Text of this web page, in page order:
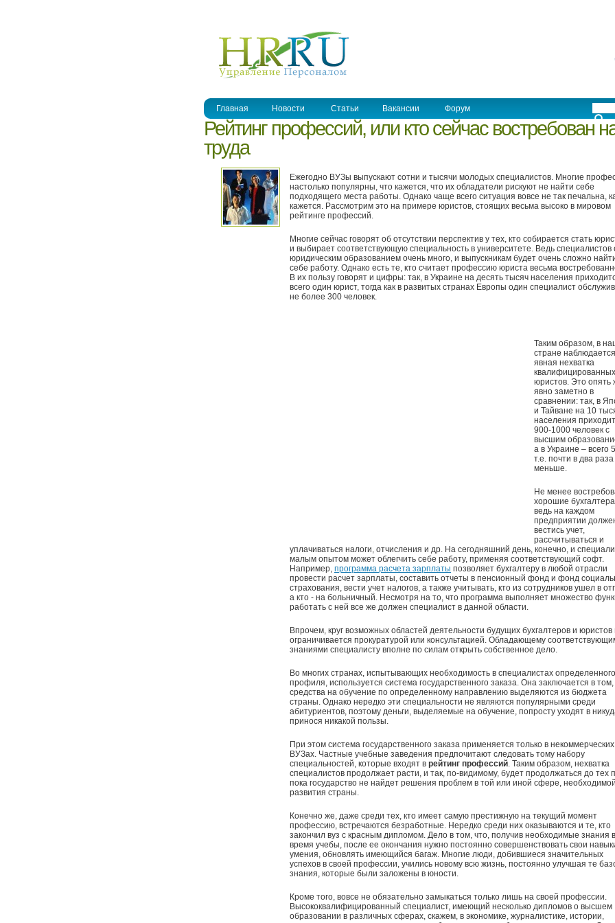
Главная Новости Статьи Вакансии Форум
Рейтинг профессий, или кто сейчас востребован
труда
Ежегодно ВУЗы выпускают сотни и тысячи молодых специалистов. Многие
настолько популярны, что кажется, что их обладатели рискуют не найти себе
подходящего места работы. Однако чаще всего ситуация вовсе не так печальна,
кажется. Рассмотрим это на примере юристов, стоящих весьма высоко в мировом
рейтинге профессий.
Многие сейчас говорят об отсутствии перспектив у тех, кто собирается стать
и выбирает соответствующую специальность в университете. Ведь специалистов
юридическим образованием очень много, и выпускникам будет очень сложно
себе работу. Однако есть те, кто считает профессию юриста весьма
В их пользу говорят и цифры: так, в Украине на десять тысяч населения
всего один юрист, тогда как в развитых странах Европы один специалист
не более 300 человек.
Таким образом, в
стране наблюдается
явная нехватка
квалифицированных
юристов. Это опять
явно заметно в
сравнении: так, в
и Тайване на 10
населения
900-1000 человек с
высшим
а в Украине – всего
т.е. почти в два раза
меньше.
Не менее
хорошие
ведь на каждом
предприятии
вестись учет,
рассчитываться и
уплачиваться налоги, отчисления и др. На сегодняшний день, конечно, и
малым опытом может облегчить себе работу, применяя соответствующий софт.
Например, программа расчета зарплаты позволяет бухгалтеру в любой отрасли
провести расчет зарплаты, составить отчеты в пенсионный фонд и фонд
страхования, вести учет налогов, а также учитывать, кто из сотрудников ушел в
а кто - на больничный. Несмотря на то, что программа выполняет множество
работать с ней все же должен специалист в данной области.
Впрочем, круг возможных областей деятельности будущих бухгалтеров и юристов
ограничивается прокуратурой или консультацией. Обладающему
знаниями специалисту вполне по силам открыть собственное дело.
Во многих странах, испытывающих необходимость в специалистах определенного
профиля, используется система государственного заказа. Она заключается в том,
средства на обучение по определенному направлению выделяются из бюджета
страны. Однако нередко эти специальности не являются популярными среди
абитуриентов, поэтому деньги, выделяемые на обучение, попросту уходят в
принося никакой пользы.
При этом система государственного заказа применяется только в некоммерческих
ВУЗах. Частные учебные заведения предпочитают следовать тому набору
специальностей, которые входят в рейтинг профессий. Таким образом, нехватка
специалистов продолжает расти, и так, по-видимому, будет продолжаться до тех
пока государство не найдет решения проблем в той или иной сфере,
развития страны.
Конечно же, даже среди тех, кто имеет самую престижную на текущий момент
профессию, встречаются безработные. Нередко среди них оказываются и те, кто
закончил вуз с красным дипломом. Дело в том, что, получив необходимые знания
время учебы, после ее окончания нужно постоянно совершенствовать свои
умения, обновлять имеющийся багаж. Многие люди, добившиеся значительных
успехов в своей профессии, учились новому всю жизнь, постоянно улучшая те
знания, которые были заложены в юности.
Кроме того, вовсе не обязательно замыкаться только лишь на своей профессии.
Высококвалифицированный специалист, имеющий несколько дипломов о высшем
образовании в различных сферах, скажем, в экономике, журналистике, истории,